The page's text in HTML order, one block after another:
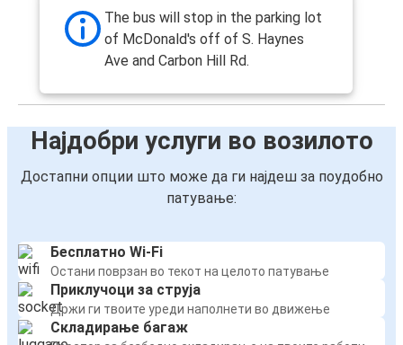
The bus will stop in the parking lot
of McDonald's off of S. Haynes
Ave and Carbon Hill Rd.
Најдобри услуги во возилото
Достапни опции што може да ги најдеш за поудобно
патување:
Бесплатно Wi-Fi
Остани поврзан во текот на целото патување
Приклучоци за струја
Држи ги твоите уреди наполнети во движење
Складирање багаж